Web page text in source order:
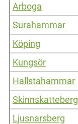
Arboga
Surahammar
Köping
Kungsör
Hallstahammar
Skinnskatteberg
Ljusnarsberg